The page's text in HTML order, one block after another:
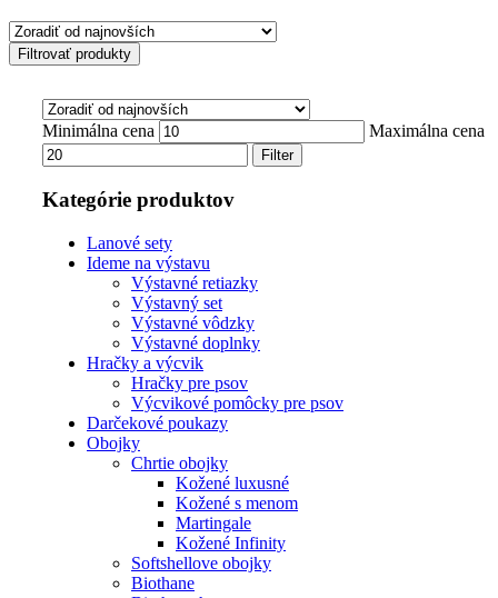
Filtrovať produkty
Minimálna cena Maximálna cena
Filter
Kategórie produktov
Lanové sety
Ideme na výstavu
Výstavné retiazky
Výstavný set
Výstavné vôdzky
Výstavné doplnky
Hračky a výcvik
Hračky pre psov
Výcvikové pomôcky pre psov
Darčekové poukazy
Obojky
Chrtie obojky
Kožené luxusné
Kožené s menom
Martingale
Kožené Infinity
Softshellove obojky
Biothane